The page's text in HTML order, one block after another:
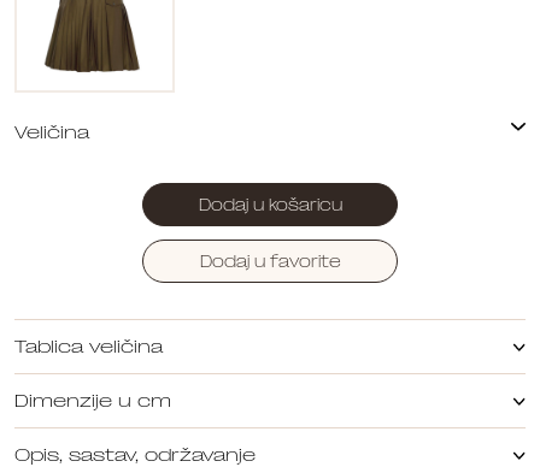
Dodaj u košaricu
Dodaj u favorite
Tablica veličina
Dimenzije u cm
Opis, sastav, održavanje